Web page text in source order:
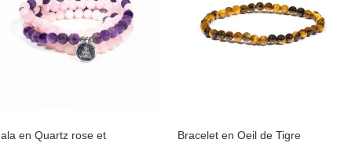
en Quartz rose et
Bracelet en Oeil de Tigre
options
page